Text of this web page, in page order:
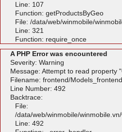
Line: 107
Function: getProductsByGeo
File: /data/web/winmobile/
Line: 321
Function: require_once
A PHP Error was encountered
Severity: Warning
Message: Attempt to read property
Filename: frontend/
Line Number: 492
Backtrace:
File:
/data/web/winmobile/
Line: 492